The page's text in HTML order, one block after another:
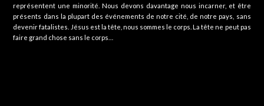
représentent une minorité. Nous devons davantage nous incarner, et être
présents dans la plupart des événements de notre cité, de notre pays, sans
devenir fatalistes. Jésus est la tête, nous sommes le corps. La tête ne peut pas
faire grand chose sans le corps…